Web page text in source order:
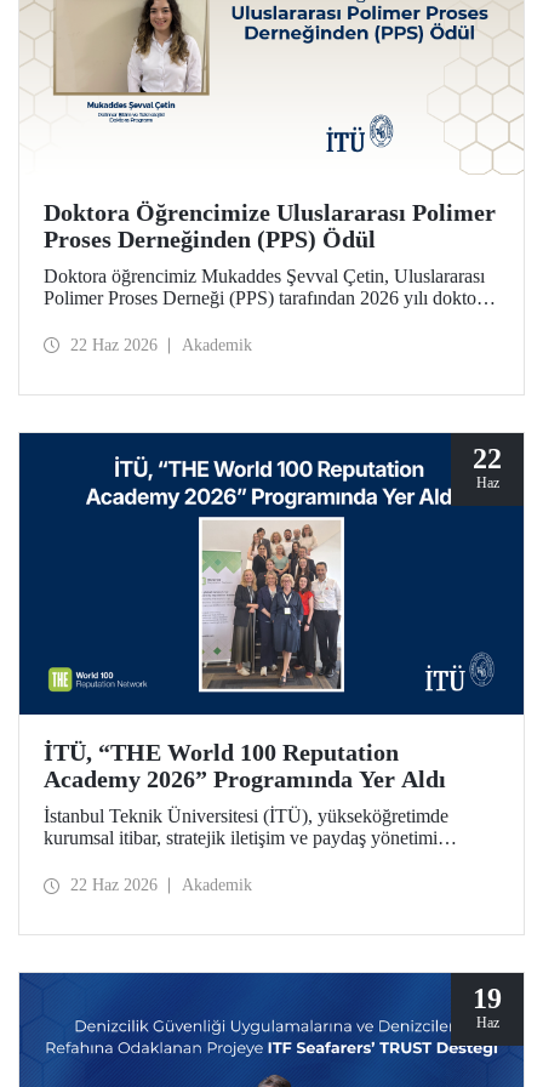
Doktora Öğrencimize Uluslararası Polimer
Proses Derneğinden (PPS) Ödül
Doktora öğrencimiz Mukaddes Şevval Çetin, Uluslararası
Polimer Proses Derneği (PPS) tarafından 2026 yılı doktora
ödülü İtalya’da düzenlenecek PPS-41 konferansında
22 Haz 2026 Akademik
22
Haz
İTÜ, “THE World 100 Reputation
Academy 2026” Programında Yer Aldı
İstanbul Teknik Üniversitesi (İTÜ), yükseköğretimde
kurumsal itibar, stratejik iletişim ve paydaş yönetimi
World 100 Reputation Network tarafından düzenlenen
22 Haz 2026 Akademik
19
Haz